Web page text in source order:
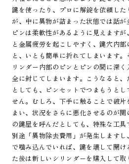
鍵を使ったり、プロに解錠を依頼し
が、中に異物が詰まった状態では話
ピンは柔軟性があるように見えますが
と金属疲労を起こしやすく、鍵穴内
と、いとも簡単に折れてしまいます
リンダー内部のピンとピンの間に深
全に封じてしまいます。こうなると、
としても、ピンセットでつまもうと
せん。むしろ、下手に触ることで破
まい、状況をさらに悪化させるのが
の鍵屋を呼んだとしても、特殊な工
別途「異物除去費用」が発生します
で噛み込んでいれば、鍵を壊して開
た後は新しいシリンダーを購入して